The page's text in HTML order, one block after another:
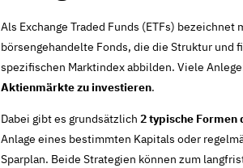
Als Exchange Traded Funds (ETFs) bezeichnet
börsengehandelte Fonds, die die Struktur und
spezifischen Marktindex abbilden. Viele
Aktienmärkte zu investieren.
Dabei gibt es grundsätzlich 2 typische
Anlage eines bestimmten Kapitals oder
Sparplan. Beide Strategien können zum